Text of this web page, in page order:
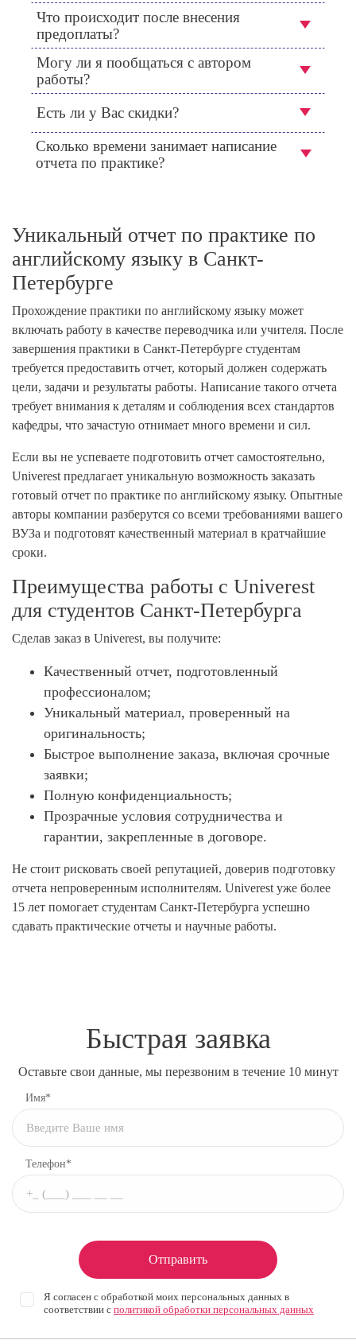
Что происходит после внесения
предоплаты?
Могу ли я пообщаться с автором
работы?
Есть ли у Вас скидки?
Сколько времени занимает написание
отчета по практике?
Уникальный отчет по практике по
английскому языку в Санкт-
Петербурге
Прохождение практики по английскому языку может
включать работу в качестве переводчика или учителя. После
завершения практики в Санкт-Петербурге студентам
требуется предоставить отчет, который должен содержать
цели, задачи и результаты работы. Написание такого отчета
требует внимания к деталям и соблюдения всех стандартов
кафедры, что зачастую отнимает много времени и сил.
Если вы не успеваете подготовить отчет самостоятельно,
Univerest предлагает уникальную возможность заказать
готовый отчет по практике по английскому языку. Опытные
авторы компании разберутся со всеми требованиями вашего
ВУЗа и подготовят качественный материал в кратчайшие
сроки.
Преимущества работы с Univerest
для студентов Санкт-Петербурга
Сделав заказ в Univerest, вы получите:
Качественный отчет, подготовленный
профессионалом;
Уникальный материал, проверенный на
оригинальность;
Быстрое выполнение заказа, включая срочные
заявки;
Полную конфиденциальность;
Прозрачные условия сотрудничества и
гарантии, закрепленные в договоре.
Не стоит рисковать своей репутацией, доверив подготовку
отчета непроверенным исполнителям. Univerest уже более
15 лет помогает студентам Санкт-Петербурга успешно
сдавать практические отчеты и научные работы.
Быстрая заявка
Оставьте свои данные, мы перезвоним в течение 10 минут
Имя*
Телефон*
Отправить
Я согласен с обработкой моих персональных данных в
соответствии с политикой обработки персональных данных